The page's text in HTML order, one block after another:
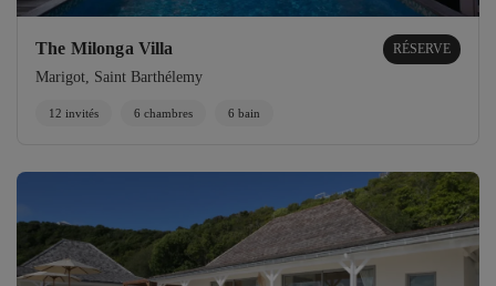
The Milonga Villa RÉSERVE
Marigot, Saint Barthélemy
12 invités 6 chambres 6 bain